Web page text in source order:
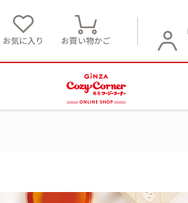
お気に入り お買い物かご